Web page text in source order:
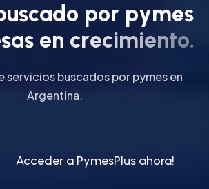
uscado por pymes
sas en crecimiento.
servicios buscados por pymes en
Argentina.
Acceder a PymesPlus ahora!